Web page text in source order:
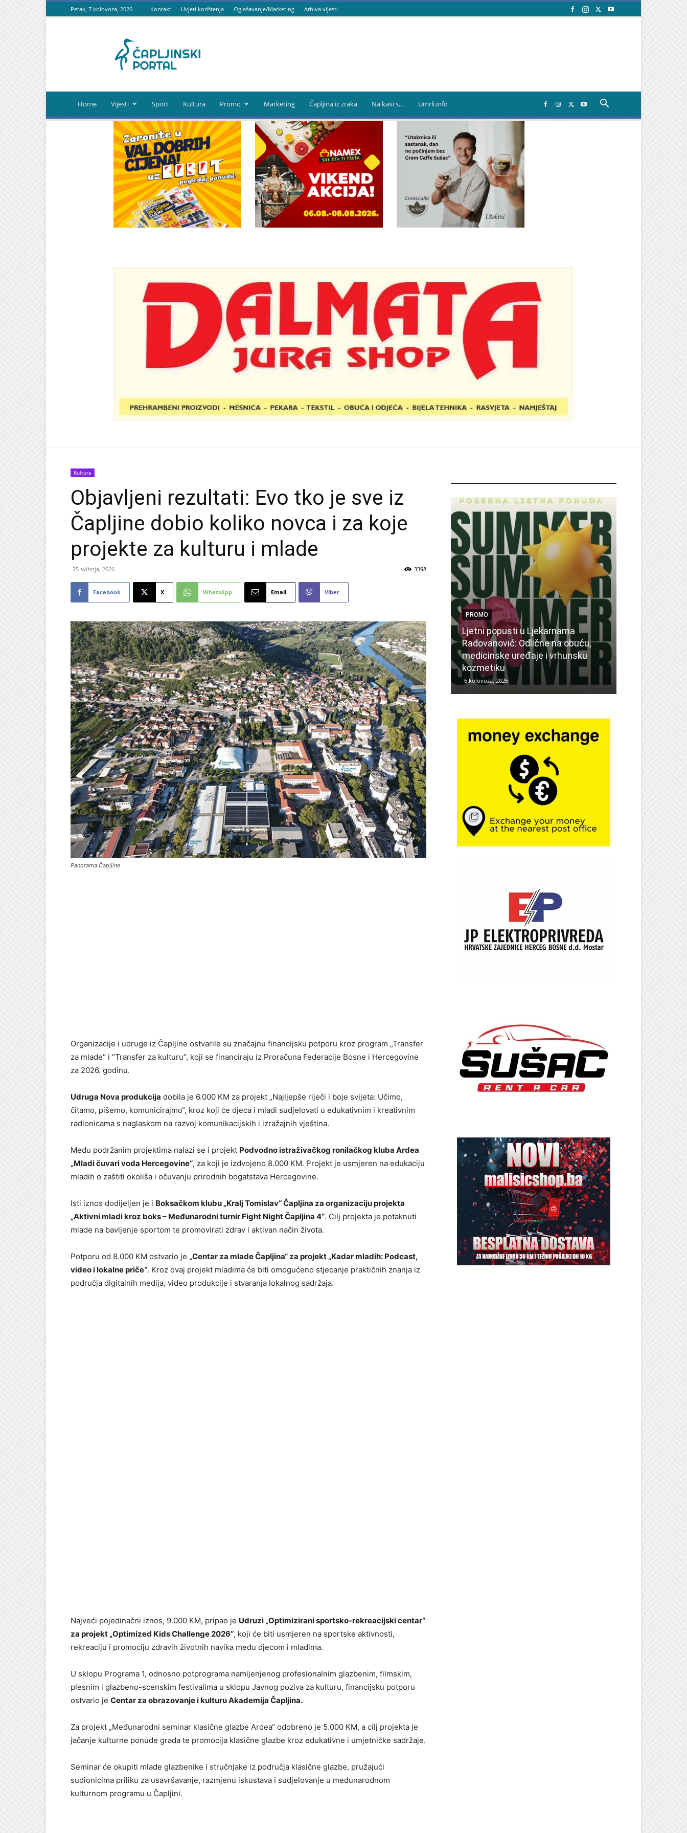
Petak, 7 kolovoza, 2026 Kontakt Uvjeti korištenja Oglašavanje/Marketing Arhiva vijesti
portal
Home Vijesti Sport Kultura Promo Marketing Čapljina iz zraka Na kavi s… Umrli.info
Kultura
Objavljeni rezultati: Evo tko je sve iz
Čapljine dobio koliko novca i za koje
projekte za kulturu i mlade
25 svibnja, 2026 3398
Facebook X WhatsApp Email Viber
Panorama Čapljine
Organizacije i udruge iz Čapljine ostvarile su značajnu financijsku potporu kroz program „Transfer
za mlade“ i ”Transfer za kulturu”, koji se financiraju iz Proračuna Federacije Bosne i Hercegovine
za 2026. godinu.
Udruga Nova produkcija dobila je 6.000 KM za projekt „Najljepše riječi i boje svijeta: Učimo,
čitamo, pišemo, komunicirajmo“, kroz koji će djeca i mladi sudjelovati u edukativnim i kreativnim
radionicama s naglaskom na razvoj komunikacijskih i izražajnih vještina.
Među podržanim projektima nalazi se i projekt Podvodno istraživačkog ronilačkog kluba Ardea
„Mladi čuvari voda Hercegovine“, za koji je izdvojeno 8.000 KM. Projekt je usmjeren na edukaciju
mladih o zaštiti okoliša i očuvanju prirodnih bogatstava Hercegovine.
Isti iznos dodijeljen je i Boksačkom klubu „Kralj Tomislav“ Čapljina za organizaciju projekta
„Aktivni mladi kroz boks – Međunarodni turnir Fight Night Čapljina 4“. Cilj projekta je potaknuti
mlade na bavljenje sportom te promovirati zdrav i aktivan način života.
Potporu od 8.000 KM ostvario je „Centar za mlade Čapljina“ za projekt „Kadar mladih: Podcast,
video i lokalne priče“. Kroz ovaj projekt mladima će biti omogućeno stjecanje praktičnih znanja iz
područja digitalnih medija, video produkcije i stvaranja lokalnog sadržaja.
Najveći pojedinačni iznos, 9.000 KM, pripao je Udruzi „Optimizirani sportsko-rekreacijski centar“
za projekt „Optimized Kids Challenge 2026“, koji će biti usmjeren na sportske aktivnosti,
rekreaciju i promociju zdravih životnih navika među djecom i mladima.
U sklopu Programa 1, odnosno potprograma namijenjenog profesionalnim glazbenim, filmskim,
plesnim i glazbeno-scenskim festivalima u sklopu Javnog poziva za kulturu, financijsku potporu
ostvario je Centar za obrazovanje i kulturu Akademija Čapljina.
Za projekt „Međunarodni seminar klasične glazbe Ardea“ odobreno je 5.000 KM, a cilj projekta je
jačanje kulturne ponude grada te promocija klasične glazbe kroz edukativne i umjetničke sadržaje.
Seminar će okupiti mlade glazbenike i stručnjake iz područja klasične glazbe, pružajući
sudionicima priliku za usavršavanje, razmjenu iskustava i sudjelovanje u međunarodnom
kulturnom programu u Čapljini.
PROMO
Ljetni popusti u Ljekarnama
Radovanović: Odlične na obuću,
medicinske uređaje i vrhunsku
kozmetiku
6 kolovoza, 2026